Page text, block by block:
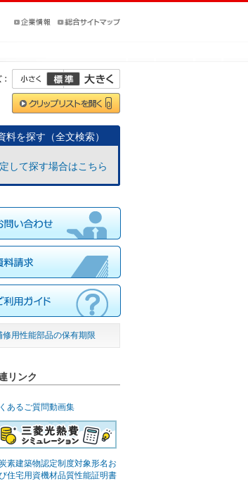
料を探す（全文検索）
して探す場合はこちら
修用性能部品の保有期限
リンク
あるご質問動画集
素建築物認定制度対象形名お
住宅用資機材品質性能証明書